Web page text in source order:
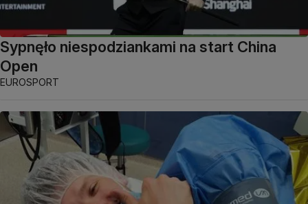
Sypnęło niespodziankami na start China
Open
EUROSPORT